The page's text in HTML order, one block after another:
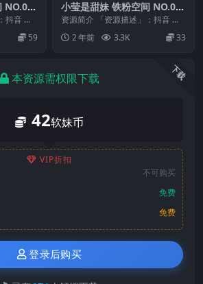
NO.00
抖音 超
期 【1
59
小莹是甜妹 铁粉空间 NO.00
3期
资源简介 「资源描述」：抖音 小
莹是甜妹 铁粉空间 NO.003期 【7
4P4V...
2 年前 3.3K 33
下载
本资源需权限下载
42软妹币
VIP折扣
不可购买
免费
免费
登录后购买